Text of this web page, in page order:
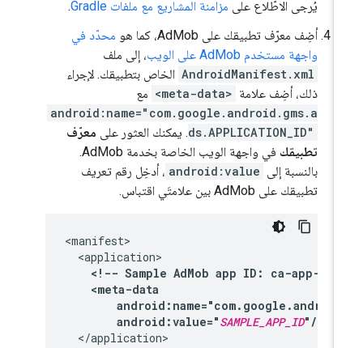
يُرجى الاطّلاع علىمزامنة المشاريع مع ملفات Gradle
.
أضِف معرّف تطبيقك على AdMob، كما هو
محدّد في
واجهة مستخدم AdMob على الويب
، إلى ملف
AndroidManifest.xml الخاص بتطبيقك. لإجراء
ذلك، أضِف علامة <meta-data> مع
android:name="com.google.android.gms.a
ds.APPLICATION_ID". يمكنك العثور علىمعرّف
تطبيقك
في واجهة الويب الخاصة بخدمة AdMob.
بالنسبة إلى android:value ، أدخِل رقم تعريف
تطبيقك على AdMob بين علامتَي اقتباس.
<!-- Sample AdMob app ID: ca-app-pub-
android:value="SAMPLE_APP_ID
</application>